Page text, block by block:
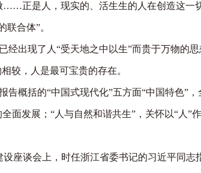
正是人，现实的、活生生的人在创造这一
合体”。
现了人“受天地之中以生”而贵于万物的
较，人是最可宝贵的存在。
括的“中国式现代化”五方面“中国特色”，
面发展；“人与自然和谐共生”，关怀以“人”
谈会上，时任浙江省委书记的习近平同志